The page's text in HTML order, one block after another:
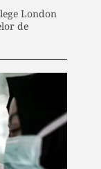
London
de